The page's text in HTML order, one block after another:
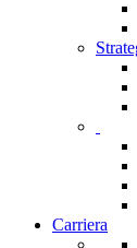
Carriera